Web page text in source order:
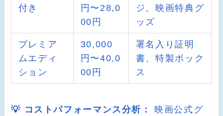
付き
円〜28,0
00円
ジ、映画特典グ
ッズ
プレミア
ムエディ
ション
30,000
円〜40,0
00円
署名入り証明
書、特製ボック
ス
💡 コストパフォーマンス分析：
映画公式グ